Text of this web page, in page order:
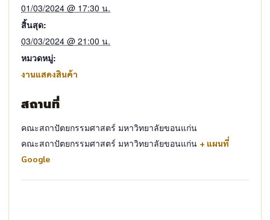
01/03/2024 @ 17:30 น.
สิ้นสุด:
03/03/2024 @ 21:00 น.
หมวดหมู่:
งานแสดงสินค้า
สถานที่
คณะสถาปัตยกรรมศาสตร์ มหาวิทยาลัยขอนแก่น
คณะสถาปัตยกรรมศาสตร์ มหาวิทยาลัยขอนแก่น + แผนที่
Google